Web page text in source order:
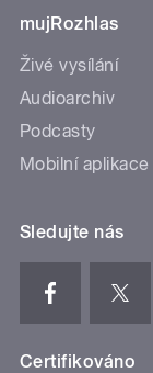
mujRozhlas
Živé vysílání
Audioarchiv
Podcasty
Mobilní aplikace
Sledujte nás
Certifikováno